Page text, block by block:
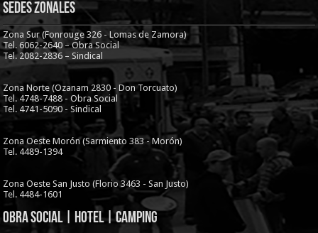
Sedes Zonales
Zona Sur (Fonrouge 326 - Lomas de Zamora)
Tel. 6062-2640 – Obra Social
Tel. 2082-2836 – Sindical
Zona Norte (Ozanam 2830 - Don Torcuato)
Tel. 4748-7488 - Obra Social
Tel. 4741-5090 - Sindical
Zona Oeste Morón (Sarmiento 383 - Morón)
Tel. 4489-1394
Zona Oeste San Justo (Florio 3463 - San Justo)
Tel. 4484-1601
Obra Social | Hotel | Camping